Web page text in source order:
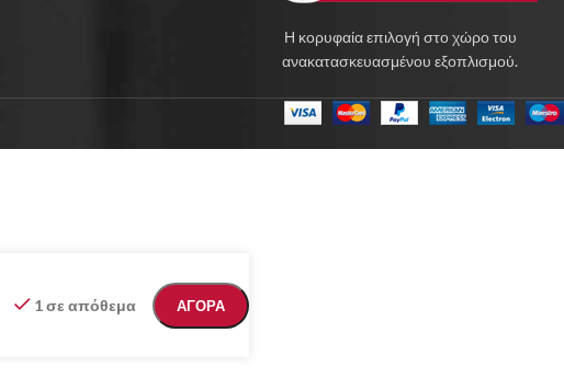
Η κορυφαία επιλογή στο χώρο του
ανακατασκευασμένου εξοπλισμού.
1 σε απόθεμα ΑΓΟΡΑ